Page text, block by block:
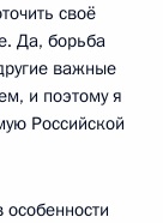
своё
Да, борьба
важные
и поэтому я
Российской